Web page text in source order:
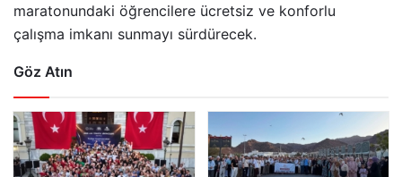
maratonundaki öğrencilere ücretsiz ve konforlu
çalışma imkanı sunmayı sürdürecek.
Göz Atın